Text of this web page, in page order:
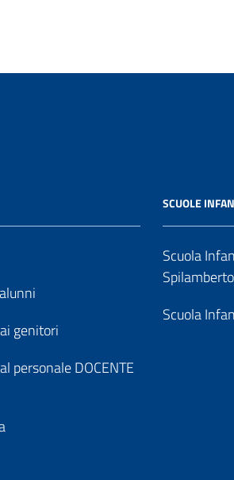
genitori
personale DOCENTE
SCUOLE
Scuola
Spilamberto
Scuola